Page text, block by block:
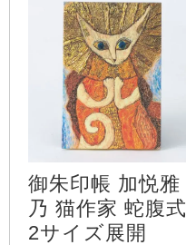
御朱印帳 加悦雅
乃 猫作家 蛇腹式
2サイズ展開